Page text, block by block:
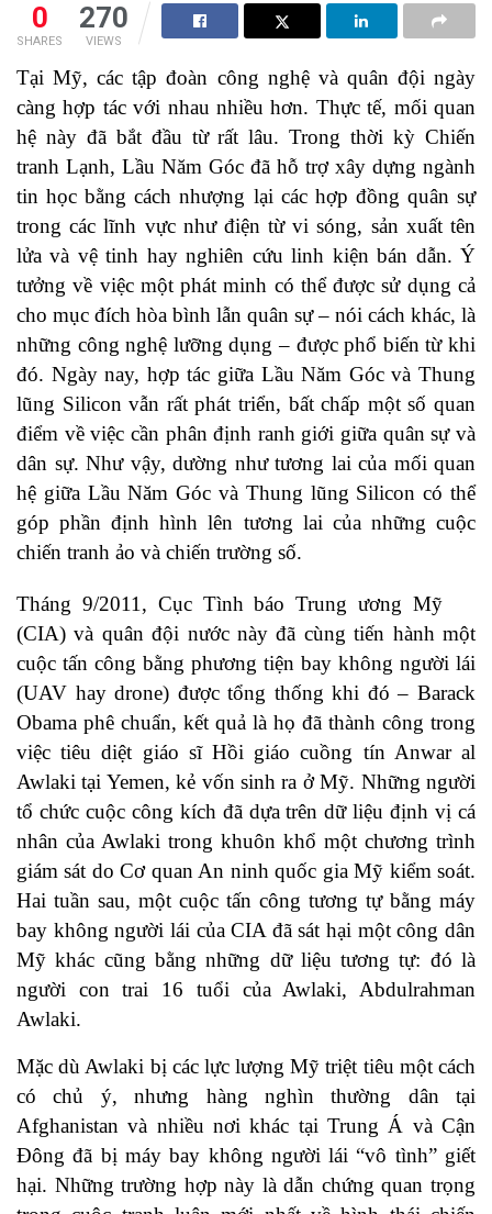
0
SHARES
270
VIEWS
Tại Mỹ, các tập đoàn công nghệ và quân đội ngày
càng hợp tác với nhau nhiều hơn. Thực tế, mối quan
hệ này đã bắt đầu từ rất lâu. Trong thời kỳ Chiến
tranh Lạnh, Lầu Năm Góc đã hỗ trợ xây dựng ngành
tin học bằng cách nhượng lại các hợp đồng quân sự
trong các lĩnh vực như điện từ vi sóng, sản xuất tên
lửa và vệ tinh hay nghiên cứu linh kiện bán dẫn. Ý
tưởng về việc một phát minh có thể được sử dụng cả
cho mục đích hòa bình lẫn quân sự – nói cách khác, là
những công nghệ lưỡng dụng – được phổ biến từ khi
đó. Ngày nay, hợp tác giữa Lầu Năm Góc và Thung
lũng Silicon vẫn rất phát triển, bất chấp một số quan
điểm về việc cần phân định ranh giới giữa quân sự và
dân sự. Như vậy, dường như tương lai của mối quan
hệ giữa Lầu Năm Góc và Thung lũng Silicon có thể
góp phần định hình lên tương lai của những cuộc
chiến tranh ảo và chiến trường số.
Tháng 9/2011, Cục Tình báo Trung ương Mỹ
(CIA) và quân đội nước này đã cùng tiến hành một
cuộc tấn công bằng phương tiện bay không người lái
(UAV hay drone) được tổng thống khi đó – Barack
Obama phê chuẩn, kết quả là họ đã thành công trong
việc tiêu diệt giáo sĩ Hồi giáo cuồng tín Anwar al
Awlaki tại Yemen, kẻ vốn sinh ra ở Mỹ. Những người
tổ chức cuộc công kích đã dựa trên dữ liệu định vị cá
nhân của Awlaki trong khuôn khổ một chương trình
giám sát do Cơ quan An ninh quốc gia Mỹ kiểm soát.
Hai tuần sau, một cuộc tấn công tương tự bằng máy
bay không người lái của CIA đã sát hại một công dân
Mỹ khác cũng bằng những dữ liệu tương tự: đó là
người con trai 16 tuổi của Awlaki, Abdulrahman
Awlaki.
Mặc dù Awlaki bị các lực lượng Mỹ triệt tiêu một cách
có chủ ý, nhưng hàng nghìn thường dân tại
Afghanistan và nhiều nơi khác tại Trung Á và Cận
Đông đã bị máy bay không người lái “vô tình” giết
hại. Những trường hợp này là dẫn chứng quan trọng